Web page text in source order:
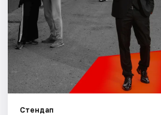
Экскурсии
Спорт
События
Стендап